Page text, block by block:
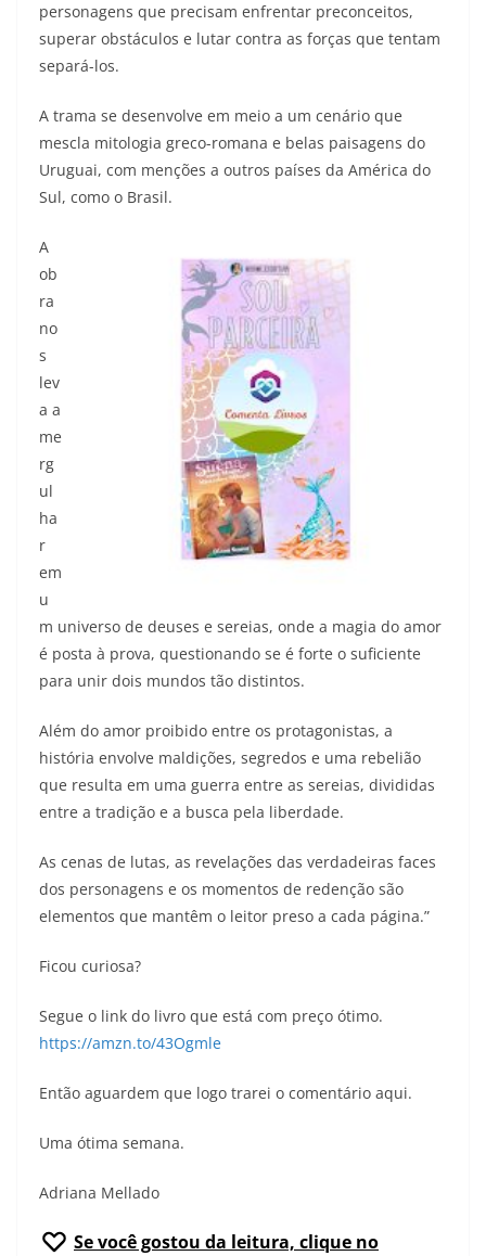
personagens que precisam enfrentar preconceitos,
superar obstáculos e lutar contra as forças que tentam
separá-los.
A trama se desenvolve em meio a um cenário que
mescla mitologia greco-romana e belas paisagens do
Uruguai, com menções a outros países da América do
Sul, como o Brasil.
A
ob
ra
no
s
lev
a a
me
rg
ul
ha
r
em
u
m universo de deuses e sereias, onde a magia do amor
é posta à prova, questionando se é forte o suficiente
para unir dois mundos tão distintos.
Além do amor proibido entre os protagonistas, a
história envolve maldições, segredos e uma rebelião
que resulta em uma guerra entre as sereias, divididas
entre a tradição e a busca pela liberdade.
As cenas de lutas, as revelações das verdadeiras faces
dos personagens e os momentos de redenção são
elementos que mantêm o leitor preso a cada página.”
Ficou curiosa?
Segue o link do livro que está com preço ótimo.
https://amzn.to/43Ogmle
Então aguardem que logo trarei o comentário aqui.
Uma ótima semana.
Adriana Mellado
Se você gostou da leitura, clique no